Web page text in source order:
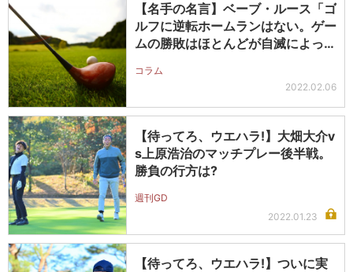
【名手の名言】ベーブ・ルース「ゴ
ルフに逆転ホームランはない。ゲー
ムの勝敗はほとんどが自滅によって
コラム
2022.02.06
【待ってろ、ウエハラ!】大畑大介v
s上原浩治のマッチプレー後半戦。
勝負の行方は?
週刊GD
2022.01.23
【待ってろ、ウエハラ!】ついに実